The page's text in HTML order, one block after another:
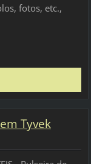
fotos, etc.,
Tyvek